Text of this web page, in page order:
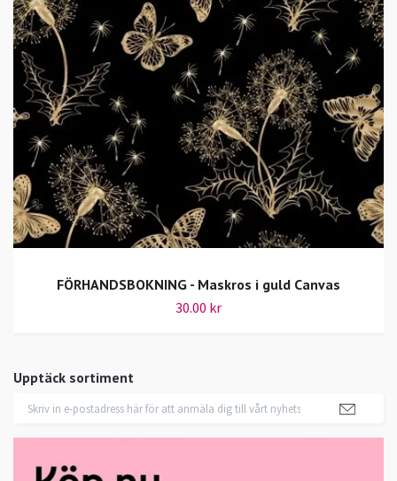
Upptäck sortiment
FÖRHANDSBOKNING - Maskros i guld Canvas
30.00 kr